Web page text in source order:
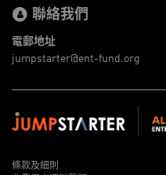
聯絡我們
電郵地址
jumpstarter@ent-fund.org
條款及細則